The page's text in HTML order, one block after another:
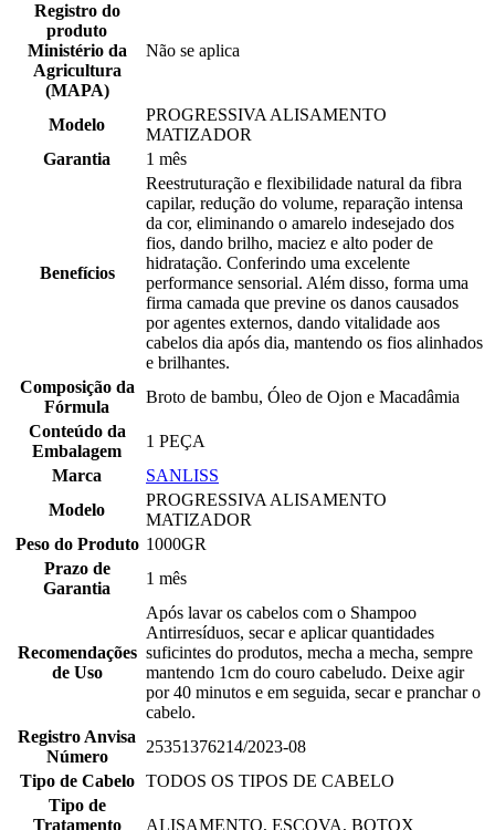
Registro do
produto
Ministério da
Agricultura
(MAPA)
Não se aplica
Modelo
PROGRESSIVA ALISAMENTO
MATIZADOR
Garantia
1 mês
Benefícios
Reestruturação e flexibilidade natural da fibra
capilar, redução do volume, reparação intensa
da cor, eliminando o amarelo indesejado dos
fios, dando brilho, maciez e alto poder de
hidratação. Conferindo uma excelente
performance sensorial. Além disso, forma uma
firma camada que previne os danos causados
por agentes externos, dando vitalidade aos
cabelos dia após dia, mantendo os fios alinhados
e brilhantes.
Composição da
Fórmula
Broto de bambu, Óleo de Ojon e Macadâmia
Conteúdo da
Embalagem
1 PEÇA
Marca
SANLISS
Modelo
PROGRESSIVA ALISAMENTO
MATIZADOR
Peso do Produto 1000GR
Prazo de
Garantia
1 mês
Recomendações
de Uso
Após lavar os cabelos com o Shampoo
Antirresíduos, secar e aplicar quantidades
suficintes do produtos, mecha a mecha, sempre
mantendo 1cm do couro cabeludo. Deixe agir
por 40 minutos e em seguida, secar e pranchar o
cabelo.
Registro Anvisa
Número
25351376214/2023-08
Tipo de Cabelo
TODOS OS TIPOS DE CABELO
Tipo de
Tratamento
ALISAMENTO, ESCOVA, BOTOX